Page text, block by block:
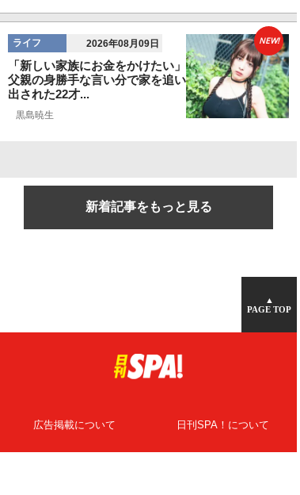
ライフ 2026年08月09日
「新しい家族にお金をかけたい」
父親の身勝手な言い分で家を追い
出された22才...
黒島暁生
NEW!
新着記事をもっと見る
▲
PAGE TOP
広告掲載について 日刊SPA！について